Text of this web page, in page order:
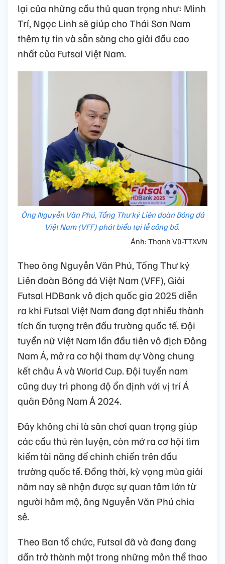
lại của những cầu thủ quan trọng như: Minh
Trí, Ngọc Linh sẽ giúp cho Thái Sơn Nam
thêm tự tin và sẵn sàng cho giải đấu cao
nhất của Futsal Việt Nam.
Ông Nguyễn Văn Phú, Tổng Thư ký Liên đoàn Bóng đá
Việt Nam (VFF) phát biểu tại lễ công bố.
Ảnh: Thanh Vũ-TTXVN
Theo ông Nguyễn Văn Phú, Tổng Thư ký
Liên đoàn Bóng đá Việt Nam (VFF), Giải
Futsal HDBank vô địch quốc gia 2025 diễn
ra khi Futsal Việt Nam đang đạt nhiều thành
tích ấn tượng trên đấu trường quốc tế. Đội
tuyển nữ Việt Nam lần đầu tiên vô địch Đông
Nam Á, mở ra cơ hội tham dự Vòng chung
kết châu Á và World Cup. Đội tuyển nam
cũng duy trì phong độ ổn định với vị trí Á
quân Đông Nam Á 2024.
Đây không chỉ là sân chơi quan trọng giúp
các cầu thủ rèn luyện, còn mở ra cơ hội tìm
kiếm tài năng để chinh chiến trên đấu
trường quốc tế. Đồng thời, kỳ vọng mùa giải
năm nay sẽ nhận được sự quan tâm lớn từ
người hâm mộ, ông Nguyễn Văn Phú chia
sẻ.
Theo Ban tổ chức, Futsal đã và đang đang
dần trở thành một trong những môn thể thao